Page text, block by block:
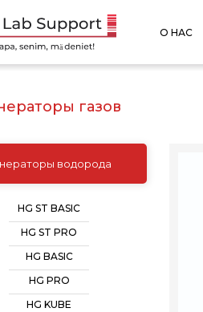
О НАС
водорода
газов
HG ST BASIC
HG ST PRO
HG PRO
HG BASIC
HG KUBE